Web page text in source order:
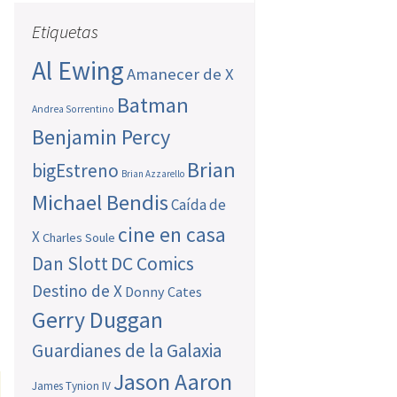
Etiquetas
Al EwingAmanecer de X
Andrea Sorrentino Batman
Benjamin Percy
bigEstreno Brian Azzarello Brian
Michael BendisCaída de
XCharles Soule cine en casa
Dan SlottDC Comics
Destino de X Donny Cates
Gerry Duggan
Guardianes de la Galaxia
James Tynion IV Jason Aaron